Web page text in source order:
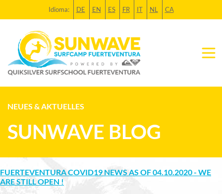
Idioma: DE EN ES FR IT NL CA
NEUES & AKTUELLES
SUNWAVE BLOG
FUERTEVENTURA COVID19 NEWS AS OF 04.10.2020 - WE
ARE STILL OPEN !